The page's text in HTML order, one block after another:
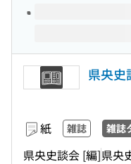
県央史
紙 雑誌 雑誌
県央史談会 [編]県央